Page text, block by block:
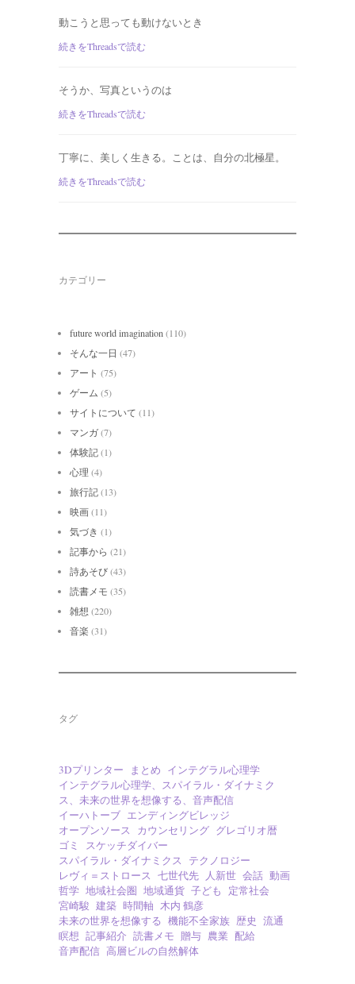
動こうと思っても動けないとき
続きをThreadsで読む
そうか、写真というのは
続きをThreadsで読む
丁寧に、美しく生きる。ことは、自分の北極星。
続きをThreadsで読む
カテゴリー
future world imagination(110)
そんな一日 (47)
アート (75)
ゲーム (5)
サイトについて (11)
マンガ(7)
体験記(1)
心理 (4)
旅行記(13)
映画(11)
気づき (1)
記事から (21)
詩あそび(43)
読書メモ (35)
雑想 (220)
音楽 (31)
タグ
3Dプリンター まとめ インテグラル心理学
インテグラル心理学、スパイラル・ダイナミク
ス、未来の世界を想像する、音声配信
イーハトーブ エンディングビレッジ
オープンソース
カウンセリング グレゴリオ暦
ゴミ
スケッチダイバー
スパイラル・ダイナミクス
テクノロジー
レヴィ＝ストロース 七世代先 人新世 会話 動画
哲学 地域社会圏 地域通貨 子ども
定常社会
宮崎駿 建築 時間軸 木内 鶴彦
未来の世界を想像する 機能不全家族 歴史 流通
瞑想 記事紹介 読書メモ 贈与 農業 配給
音声配信 高層ビルの自然解体